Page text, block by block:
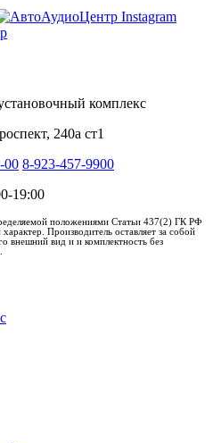
комплекс
240а ст1
00 8-923-457-9900
19:00
положениями Статьи 437(2) ГК РФ
Производитель оставляет за собой
внешний вид и и комплектность без